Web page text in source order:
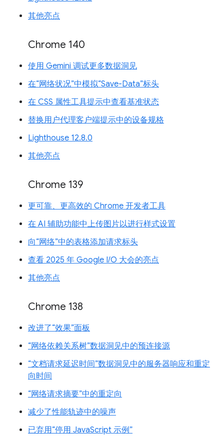
其他亮点
Chrome 140
使用 Gemini 调试更多数据洞见
在“网络状况”中模拟“Save-Data”标头
在 CSS 属性工具提示中查看基准状态
替换用户代理客户端提示中的设备规格
Lighthouse 12.8.0
其他亮点
Chrome 139
更可靠、更高效的 Chrome 开发者工具
在 AI 辅助功能中上传图片以进行样式设置
向“网络”中的表格添加请求标头
查看 2025 年 Google I/O 大会的亮点
其他亮点
Chrome 138
改进了“效果”面板
“网络依赖关系树”数据洞见中的预连接源
“文档请求延迟时间”数据洞见中的服务器响应和重定
向时间
“网络请求摘要”中的重定向
减少了性能轨迹中的噪声
已弃用“停用 JavaScript 示例”